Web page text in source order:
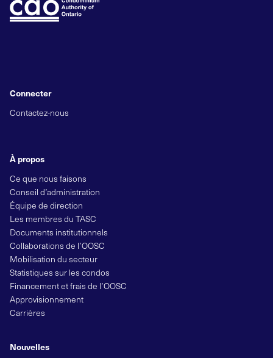
À propos
Ce que nous faisons
Conseil d’administration
Équipe de direction
Les membres du TASC
Documents institutionnels
Collaborations de l’OOSC
Mobilisation du secteur
Statistiques sur les condos
Financement et frais de l’OOSC
Approvisionnement
Carrières
Nouvelles
Connecter
Contactez-nous